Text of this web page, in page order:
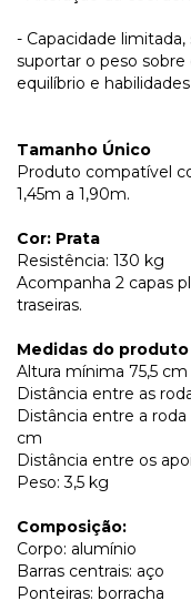
- Capacidade
suportar o peso
equilíbrio e
Tamanho Único
Produto compatível
1,45m a 1,90m.
Cor: Prata
Resistência: 130 kg
Acompanha 2 capas
traseiras.
Medidas do produto
Altura mínima 75,5
Distância entre as
Distância entre a roda
cm
Distância entre os
Peso: 3,5 kg
Composição:
Corpo: alumínio
Barras centrais: aço
Ponteiras: borracha